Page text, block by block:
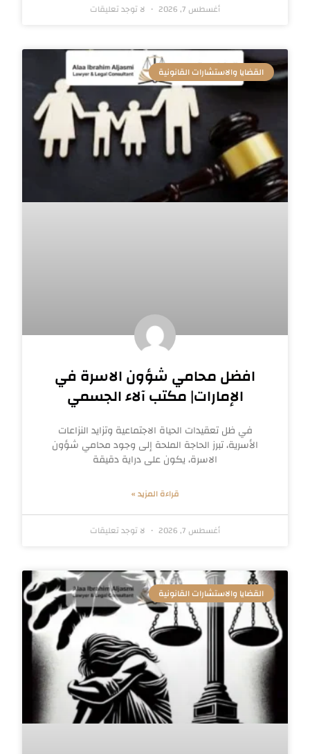
أغسطس 7, 2026 لا توجد تعليقات
القضايا والاستشارات القانونية
افضل محامي شؤون الاسرة في
الإمارات| مكتب آلاء الجسمي
في ظل تعقيدات الحياة الاجتماعية وتزايد النزاعات
الأسرية، تبرز الحاجة الملحة إلى وجود محامي شؤون
الاسرة، يكون على دراية دقيقة
قراءة المزيد »
أغسطس 7, 2026 لا توجد تعليقات
القضايا والاستشارات القانونية